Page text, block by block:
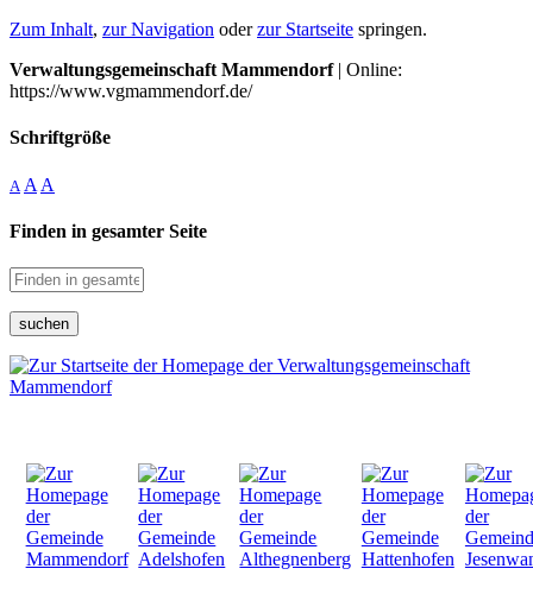
Zum Inhalt, zur Navigation oderzur Startseite springen.
Verwaltungsgemeinschaft Mammendorf| Online:
https://www.vgmammendorf.de/
Schriftgröße
A A A
Finden in gesamter Seite
suchen